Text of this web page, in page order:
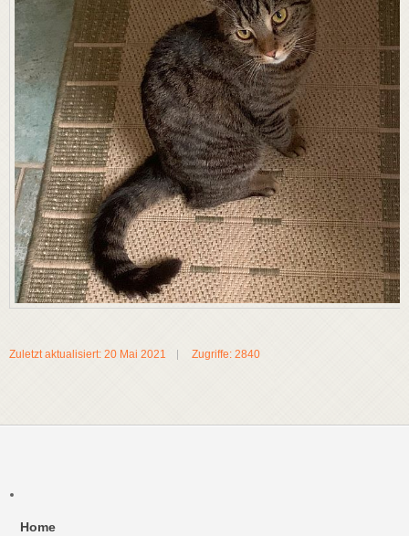
Zuletzt aktualisiert: 20 Mai 2021 Zugriffe: 2840
Home